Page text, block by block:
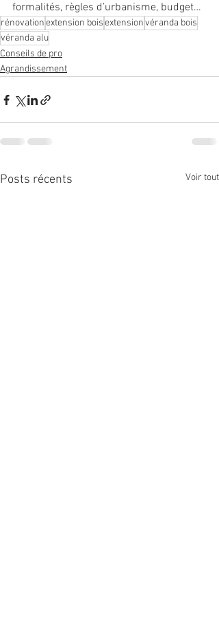
formalités, règles d’urbanisme, budget…
rénovationextension boisextensionvéranda bois
véranda alu
Conseils de pro
Agrandissement
Posts récents Voir tout